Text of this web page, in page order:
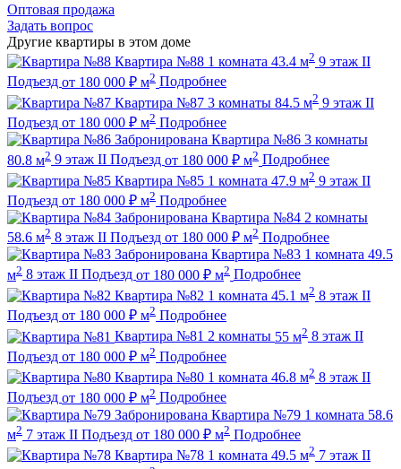
Оптовая продажа
Задать вопрос
Другие квартиры в этом доме
Квартира №88 1 комната 43.4 м2 9 этаж II
Подъезд от 180 000 ₽ м2 Подробнее
Квартира №87 3 комнаты 84.5 м2 9 этаж II
Подъезд от 180 000 ₽ м2 Подробнее
Забронирована Квартира №86 3 комнаты
80.8 м2 9 этаж II Подъезд от 180 000 ₽ м2 Подробнее
Квартира №85 1 комната 47.9 м2 9 этаж II
Подъезд от 180 000 ₽ м2 Подробнее
Забронирована Квартира №84 2 комнаты
58.6 м2 8 этаж II Подъезд от 180 000 ₽ м2 Подробнее
Забронирована Квартира №83 1 комната 49.5
м2 8 этаж II Подъезд от 180 000 ₽ м2 Подробнее
Квартира №82 1 комната 45.1 м2 8 этаж II
Подъезд от 180 000 ₽ м2 Подробнее
Квартира №81 2 комнаты 55 м2 8 этаж II
Подъезд от 180 000 ₽ м2 Подробнее
Квартира №80 1 комната 46.8 м2 8 этаж II
Подъезд от 180 000 ₽ м2 Подробнее
Забронирована Квартира №79 1 комната 58.6
м2 7 этаж II Подъезд от 180 000 ₽ м2 Подробнее
Квартира №78 1 комната 49.5 м2 7 этаж II